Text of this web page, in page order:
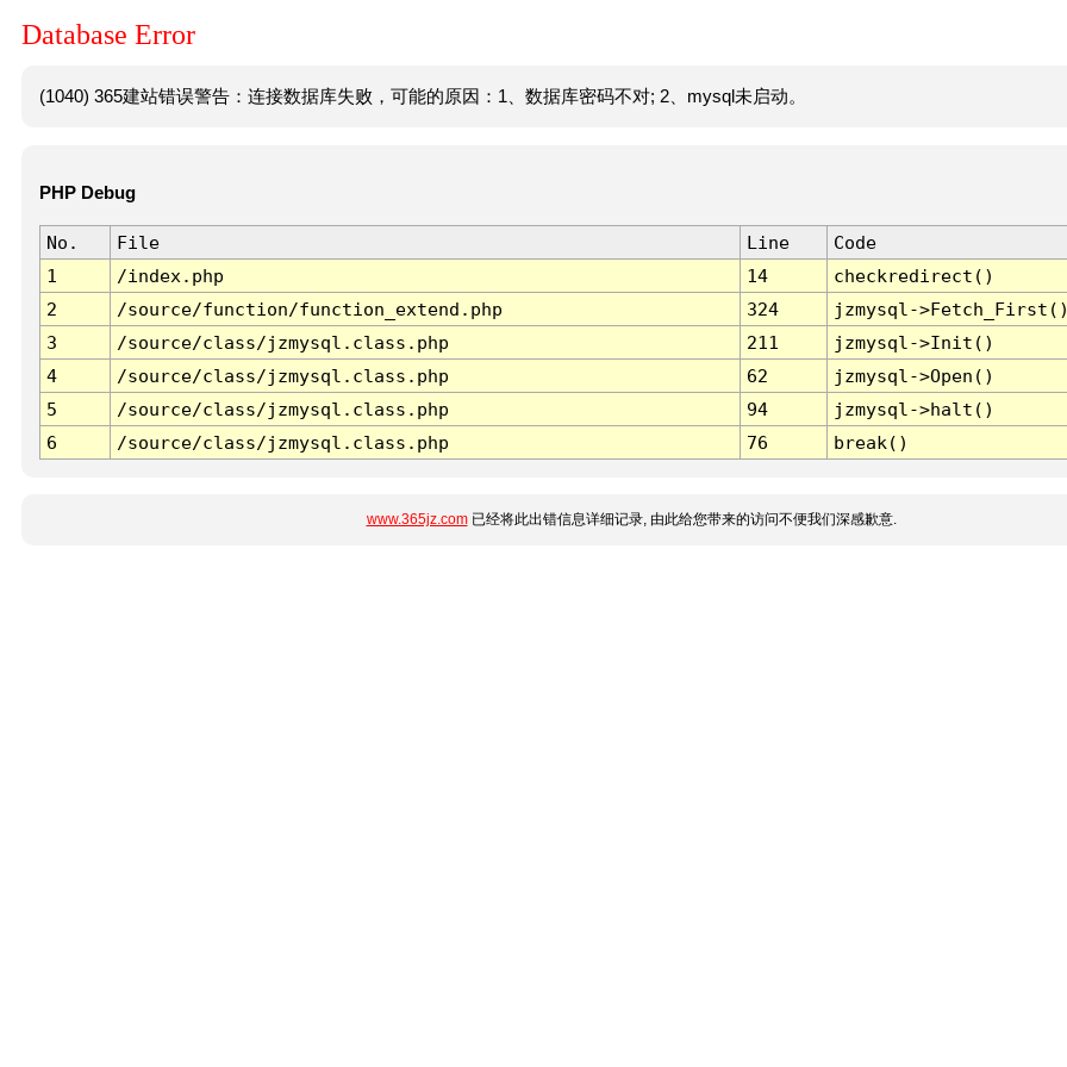
Database Error
(1040) 365建站错误警告：连接数据库失败，可能的原因：1、数据库密码不对; 2、mysql未启动。
PHP Debug
No. File Line
Code
1
/index.php 14
checkredirect()
2
/source/function/function_extend.php 324
jzmysql-
3
/source/class/jzmysql.class.php 211
jzmysql->Init()
4
/source/class/jzmysql.class.php 62
jzmysql->Open()
5
/source/class/jzmysql.class.php 94
jzmysql->halt()
6
/source/class/jzmysql.class.php 76 break()
www.365jz.com已经将此出错信息详细记录, 由此给您带来的访问不便我们深感歉意.